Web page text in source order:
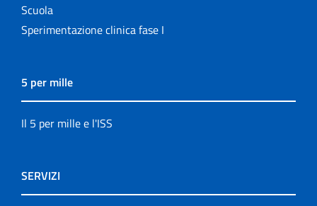
Scuola
Sperimentazione clinica fase I
5 per mille
Il 5 per mille e l'ISS
SERVIZI